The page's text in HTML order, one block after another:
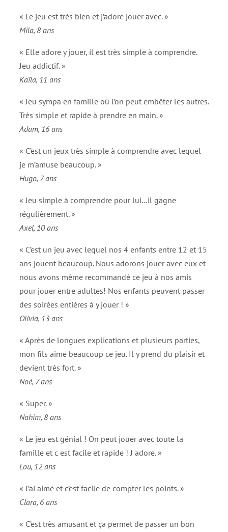
« Le jeu est très bien et j’adore jouer avec. »
Mila, 8 ans
« Elle adore y jouer, il est très simple à comprendre.
Jeu addictif. »
Kaïla, 11 ans
« Jeu sympa en famille où l’on peut embêter les autres.
Très simple et rapide à prendre en main. »
Adam, 16 ans
« C’est un jeux très simple à comprendre avec lequel
je m’amuse beaucoup. »
Hugo, 7 ans
« Jeu simple à comprendre pour lui…il gagne
régulièrement. »
Axel, 10 ans
« C’est un jeu avec lequel nos 4 enfants entre 12 et 15
ans jouent beaucoup. Nous adorons jouer avec eux et
nous avons même recommandé ce jeu à nos amis
pour jouer entre adultes! Nos enfants peuvent passer
des soirées entières à y jouer ! »
Olivia, 13 ans
« Après de longues explications et plusieurs parties,
mon fils aime beaucoup ce jeu. Il y prend du plaisir et
devient très fort. »
Noé, 7 ans
« Super. »
Nahim, 8 ans
« Le jeu est génial ! On peut jouer avec toute la
famille et c est facile et rapide ! J adore. »
Lou, 12 ans
« J’ai aimé et c’est facile de compter les points. »
Clara, 6 ans
« C’est très amusant et ça permet de passer un bon